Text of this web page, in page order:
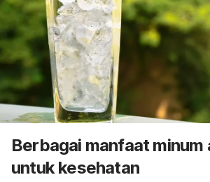
Berbagai manfaat minum
untuk kesehatan